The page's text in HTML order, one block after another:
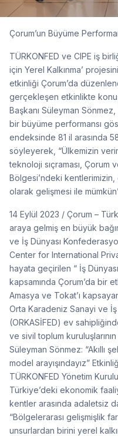
Çorum’un Büyüme
TÜRKONFED ve CIPE iş
için Yerel Kalkınma’
etkinliği Çorum’da
gerçekleşen etkinlikte
Başkanı Süleyman
bir büyüme performansı
endeksinde 81 il arasında
söyleyerek, “Ülkemizin
teknoloji sıçraması, Çorum
Bölgesi’ndeki
olarak gelişmesi ile
14 Eylül 2023 / Çorum –
araya gelmiş en büyük
ve İş Dünyası
Center for International
hayata geçirilen “ İş
kapsamında Çorum’da bir
Amasya ve Tokat’ı
Orta Karadeniz Sanayi ve
(ORKASİFED) ev
ve sivil toplum
Süleyman Sönmez: “Akıllı
model arayışındayız”
TÜRKONFED Yönetim
Türkiye’deki ekonomik
kentler arasında adaletsiz
“Bölgelerarası gelişmişlik
unsurlardan birini yerel